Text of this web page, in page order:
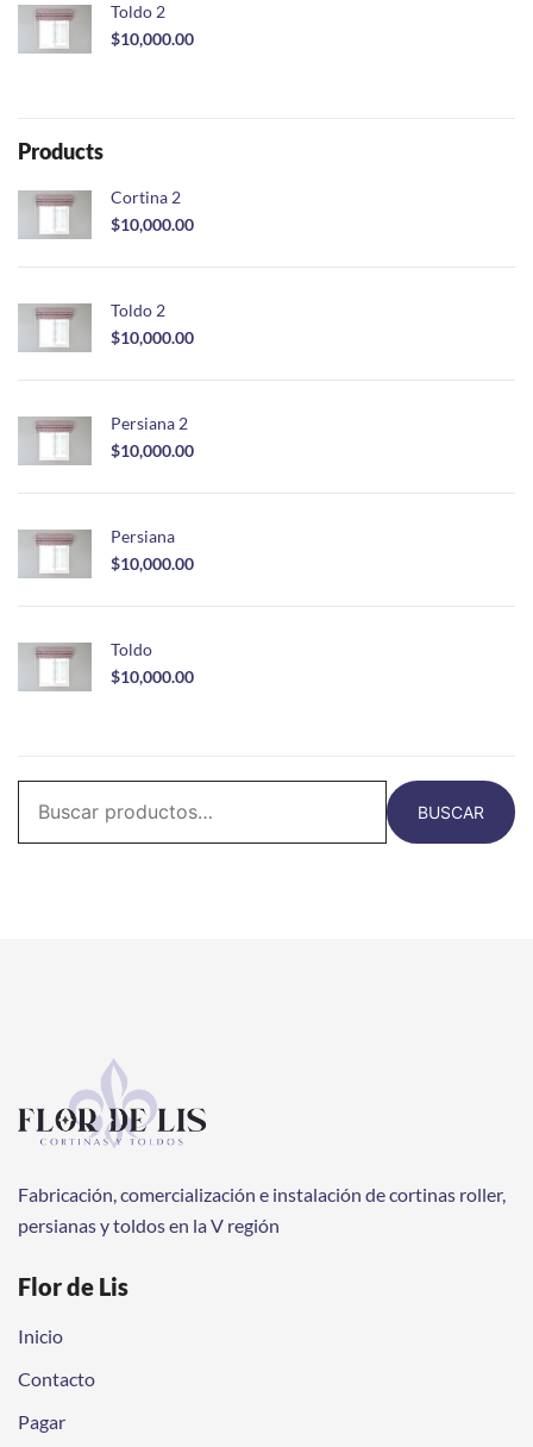
Toldo 2
$10,000.00
Products
Cortina 2
$10,000.00
Toldo 2
$10,000.00
Persiana 2
$10,000.00
Persiana
$10,000.00
Toldo
$10,000.00
BUSCAR
Fabricación, comercialización e instalación de cortinas roller,
persianas y toldos en la V región
Flor de Lis
Inicio
Contacto
Pagar